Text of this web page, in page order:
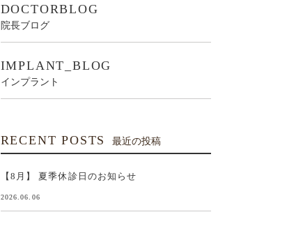
DOCTORBLOG
院長ブログ
IMPLANT_BLOG
インプラント
RECENT POSTS 最近の投稿
【8月】 夏季休診日のお知らせ
2026.06.06